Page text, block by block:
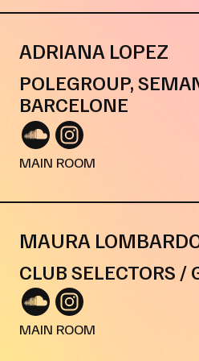
ADRIANA LOPEZ
POLEGROUP,
BARCELONE
MAIN ROOM
MAURA
CLUB SELECTORS /
MAIN ROOM